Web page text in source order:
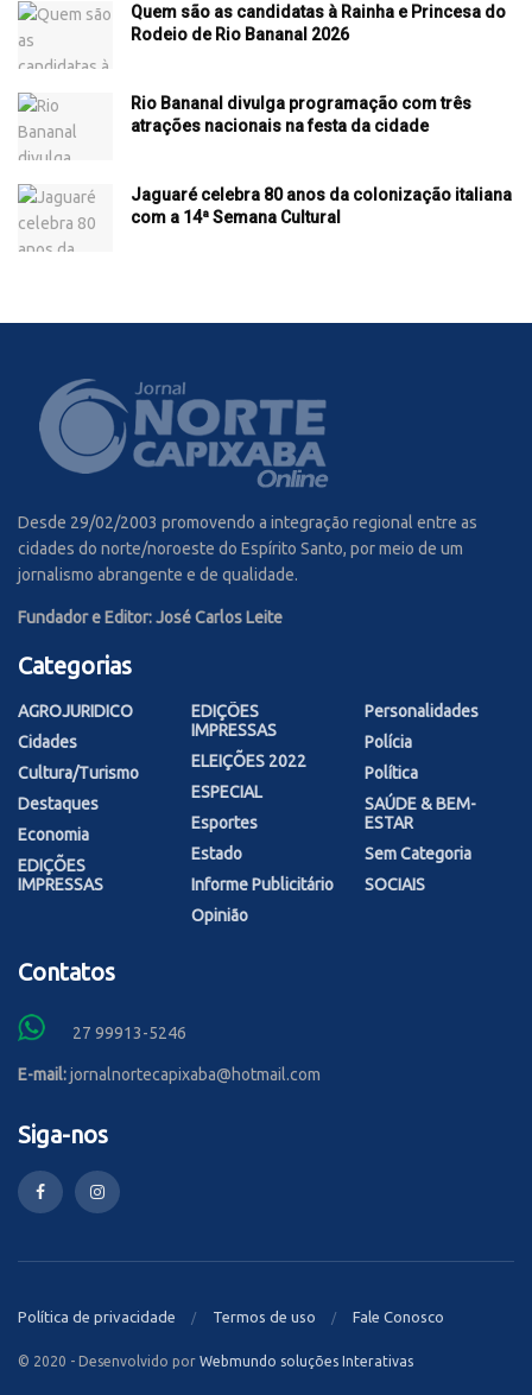
Quem são as candidatas à Rainha e Princesa do
Rodeio de Rio Bananal 2026
Rio Bananal divulga programação com três
atrações nacionais na festa da cidade
Jaguaré celebra 80 anos da colonização italiana
com a 14ª Semana Cultural
Desde 29/02/2003 promovendo a integração regional entre as
cidades do norte/noroeste do Espírito Santo, por meio de um
jornalismo abrangente e de qualidade.
Fundador e Editor: José Carlos Leite
Categorias
AGROJURIDICO
Cidades
Cultura/Turismo
Destaques
Economia
EDIÇÕES
IMPRESSAS
EDIÇÕES
IMPRESSAS
ELEIÇÕES 2022
ESPECIAL
Esportes
Estado
Informe Publicitário
Opinião
Personalidades
Polícia
Política
SAÚDE & BEM-
ESTAR
Sem Categoria
SOCIAIS
Contatos
27 99913-5246
E-mail:jornalnortecapixaba@hotmail.com
Siga-nos
Política de privacidade Termos de uso Fale Conosco
© 2020 - Desenvolvido por Webmundo soluções Interativas